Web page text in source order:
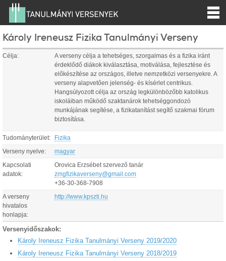
Károly Ireneusz Fizika Tanulmányi Verseny
Célja:
A verseny célja a tehetséges, szorgalmas és a fizika iránt
érdeklődő diákok kiválasztása, motiválása, fejlesztése és
előkészítése az országos, illetve nemzetközi versenyekre. A
verseny alapvetően jelenség- és kísérlet centrikus.
Hangsúlyozott célja az ország legkülönbözőbb katolikus
iskoláiban működő szaktanárok tehetséggondozó
munkájának segítése, a fizikatanítást segítő szakmai fórum
biztosítása.
Tudományterület: Fizika
Verseny nyelve: magyar
Kapcsolati
adatok:
Orovica Erzsébet szervező tanár
zmgfizikaverseny@gmail.com
+36-30-368-7908
A verseny
hivatalos
honlapja:
http://www.kpszti.hu
Versenyidőszakok:
Károly Ireneusz Fizika Tanulmányi Verseny 2019/2020
Károly Ireneusz Fizika Tanulmányi Verseny 2018/2019